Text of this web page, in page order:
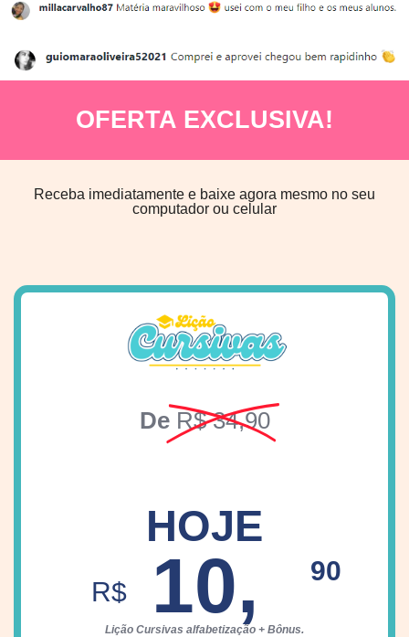
OFERTA EXCLUSIVA!
Receba imediatamente e baixe agora mesmo no seu
computador ou celular
De R$ 34,90
HOJE
R$ 10, 90
Lição Cursivas alfabetização + Bônus.